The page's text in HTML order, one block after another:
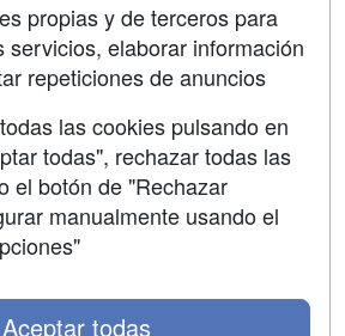
propias y de terceros para
servicios, elaborar información
repeticiones de anuncios
las cookies pulsando en
todas", rechazar todas las
el botón de "Rechazar
manualmente usando el
Aceptar todas